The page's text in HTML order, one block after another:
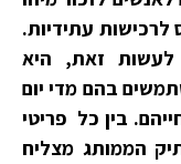
לרכישות עתידיות.
לעשות זאת, היא
בהם מדי יום
בין כל פריטי
הממותג מצליח